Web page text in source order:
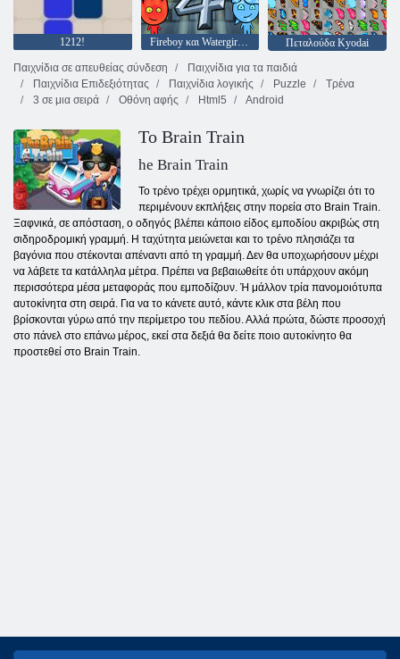
1212! Fireboy και Watergirl 4: Crystal Temple
Πεταλούδα Kyodai
Παιχνίδια σε απευθείας σύνδεση
Παιχνίδια για τα παιδιά
Παιχνίδια Επιδεξιότητας
Παιχνίδια λογικής Puzzle
Τρένα
3 σε μια σειρά
Οθόνη αφής Html5 Android
Το Brain Train
he Brain Train
Το τρένο τρέχει ορμητικά, χωρίς να γνωρίζει ότι το
περιμένουν εκπλήξεις στην πορεία στο Brain Train.
Ξαφνικά, σε απόσταση, ο οδηγός βλέπει κάποιο είδος εμποδίου ακριβώς στη
σιδηροδρομική γραμμή. Η ταχύτητα μειώνεται και το τρένο πλησιάζει τα
βαγόνια που στέκονται απέναντι από τη γραμμή. Δεν θα υποχωρήσουν μέχρι
να λάβετε τα κατάλληλα μέτρα. Πρέπει να βεβαιωθείτε ότι υπάρχουν ακόμη
περισσότερα μέσα μεταφοράς που εμποδίζουν. Ή μάλλον τρία πανομοιότυπα
αυτοκίνητα στη σειρά. Για να το κάνετε αυτό, κάντε κλικ στα βέλη που
βρίσκονται γύρω από την περίμετρο του πεδίου. Αλλά πρώτα, δώστε προσοχή
στο πάνελ στο επάνω μέρος, εκεί στα δεξιά θα δείτε ποιο αυτοκίνητο θα
προστεθεί στο Brain Train.